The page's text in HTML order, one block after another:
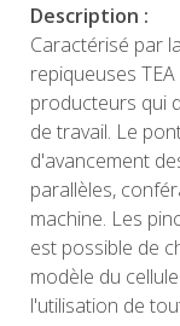
Description :
Caractérisé par
repiqueuses
producteurs qui
de travail. Le
d'avancement
parallèles,
machine. Les
est possible de
modèle du
l'utilisation de